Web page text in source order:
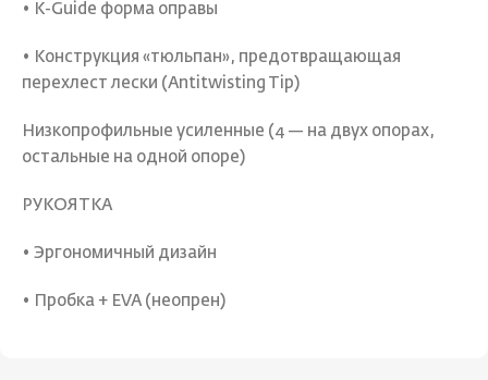
• К-Guide форма оправы
• Конструкция «тюльпан», предотвращающая
перехлест лески (Antitwisting Tip)
Низкопрофильные усиленные (4 — на двух опорах,
остальные на одной опоре)
РУКОЯТКА
• Эргономичный дизайн
• Пробка + EVA (неопрен)